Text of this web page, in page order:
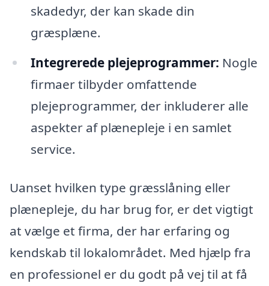
skadedyr, der kan skade din
græsplæne.
Integrerede plejeprogrammer: Nogle
firmaer tilbyder omfattende
plejeprogrammer, der inkluderer alle
aspekter af plænepleje i en samlet
service.
Uanset hvilken type græsslåning eller
plænepleje, du har brug for, er det vigtigt
at vælge et firma, der har erfaring og
kendskab til lokalområdet. Med hjælp fra
en professionel er du godt på vej til at få